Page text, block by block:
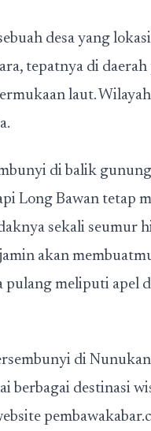
desa yang
tepatnya di
laut.
di balik
Long Bawan tetap
sekali seumur
akan
pulang meliputi apel
di
berbagai destinasi